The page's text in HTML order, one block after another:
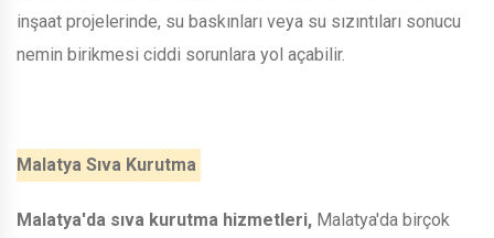
inşaat projelerinde, su baskınları veya su sızıntıları sonucu
nemin birikmesi ciddi sorunlara yol açabilir.
Malatya Sıva Kurutma
Malatya'da sıva kurutma hizmetleri, Malatya'da birçok